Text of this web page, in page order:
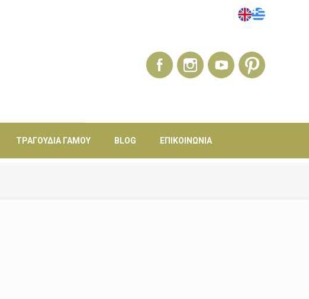
ΤΡΑΓΟΎΔΙΑ ΓΆΜΟΥ BLOG ΕΠΙΚΟΙΝΩΝΊΑ